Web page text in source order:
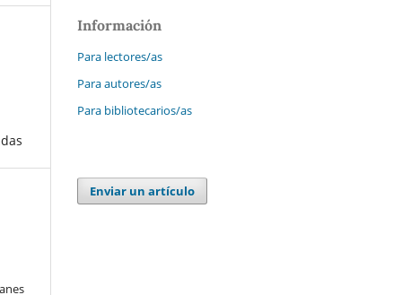
Información
Para lectores/as
Para autores/as
Para bibliotecarios/as
Enviar un artículo